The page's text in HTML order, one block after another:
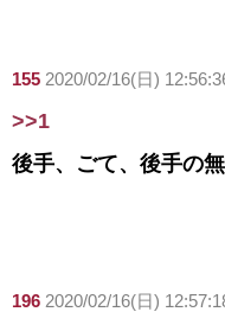
155 2020/02/16(日)
>>1
後手、ごて、後手の
196 2020/02/16(日)